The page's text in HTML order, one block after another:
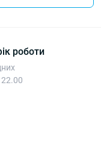
роботи
22.00